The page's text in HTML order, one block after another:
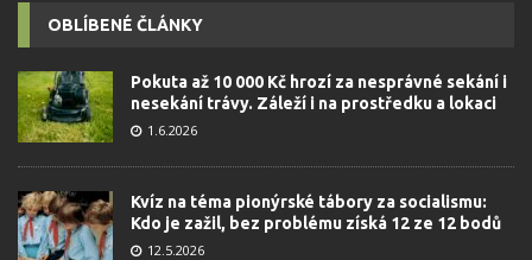
OBLÍBENÉ ČLÁNKY
Pokuta až 10 000 Kč hrozí za nesprávné sekání i
nesekání trávy. Záleží i na prostředku a lokaci
1.6.2026
Kvíz na téma pionýrské tábory za socialismu:
Kdo je zažil, bez problému získá 12 ze 12 bodů
12.5.2026